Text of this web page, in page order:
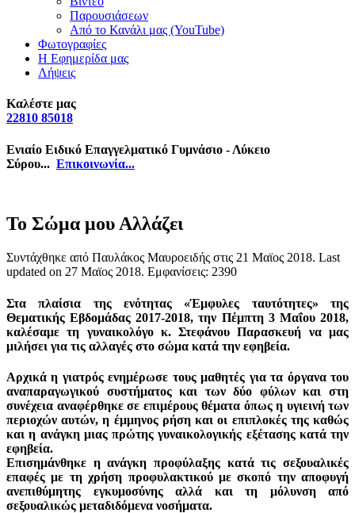
Παρουσιάσεων
Από το Κανάλι μας (YouTube)
Φωτογραφίες
Η Εφημερίδα μας
Λήψεις
Καλέστε μας
22810 85018
Ενιαίο Ειδικό Επαγγελματικό Γυμνάσιο - Λύκειο
Σύρου... Επικοινωνία...
Το Σώμα μου Αλλάζει
Συντάχθηκε από Παυλάκος Μαυροειδής στις 21 Μαϊος 2018. Last
updated on 27 Μαϊος 2018. Εμφανίσεις: 2390
Στα πλαίσια της ενότητας «Έμφυλες ταυτότητες» της
Θεματικής Εβδομάδας 2017-2018, την Πέμπτη 3 Μαΐου 2018,
καλέσαμε τη γυναικολόγο κ. Στεφάνου Παρασκευή να μας
μιλήσει για τις αλλαγές στο σώμα κατά την εφηβεία.
Αρχικά η γιατρός ενημέρωσε τους μαθητές για τα όργανα του
αναπαραγωγικού συστήματος και των δύο φύλων και στη
συνέχεια αναφέρθηκε σε επιμέρους θέματα όπως η υγιεινή των
περιοχών αυτών, η έμμηνος ρήση και οι επιπλοκές της καθώς
και η ανάγκη μιας πρώτης γυναικολογικής εξέτασης κατά την
εφηβεία.
Επισημάνθηκε η ανάγκη προφύλαξης κατά τις σεξουαλικές
επαφές με τη χρήση προφυλακτικού με σκοπό την αποφυγή
ανεπιθύμητης εγκυμοσύνης αλλά και τη μόλυνση από
σεξουαλικώς μεταδιδόμενα νοσήματα.